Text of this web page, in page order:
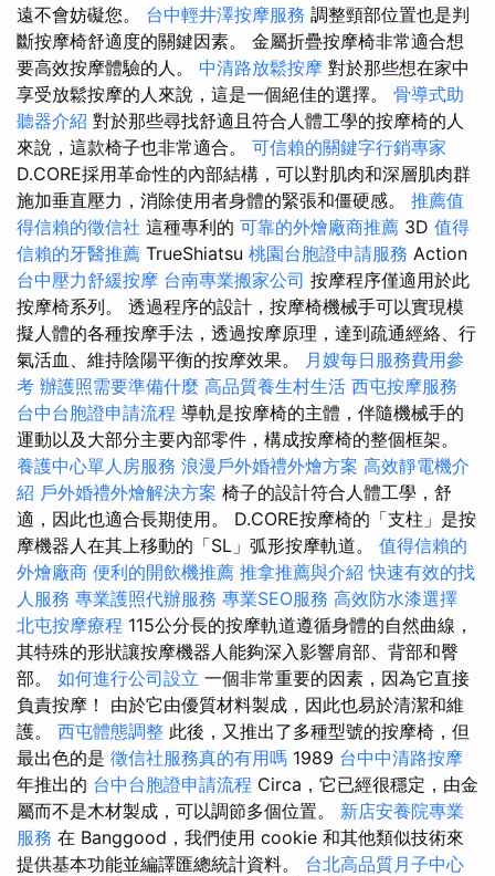
遠不會妨礙您。 台中輕井澤按摩服務 調整頸部位置也是判
斷按摩椅舒適度的關鍵因素。 金屬折疊按摩椅非常適合想
要高效按摩體驗的人。 中清路放鬆按摩 對於那些想在家中
享受放鬆按摩的人來說，這是一個絕佳的選擇。 骨導式助
聽器介紹 對於那些尋找舒適且符合人體工學的按摩椅的人
來說，這款椅子也非常適合。 可信賴的關鍵字行銷專家
D.CORE採用革命性的內部結構，可以對肌肉和深層肌肉群
施加垂直壓力，消除使用者身體的緊張和僵硬感。 推薦值
得信賴的徵信社 這種專利的 可靠的外燴廠商推薦 3D 值得
信賴的牙醫推薦 TrueShiatsu 桃園台胞證申請服務 Action
台中壓力舒緩按摩 台南專業搬家公司 按摩程序僅適用於此
按摩椅系列。 透過程序的設計，按摩椅機械手可以實現模
擬人體的各種按摩手法，透過按摩原理，達到疏通經絡、行
氣活血、維持陰陽平衡的按摩效果。
月嫂每日服務費用參
考 辦護照需要準備什麼 高品質養生村生活 西屯按摩服務
台中台胞證申請流程 導軌是按摩椅的主體，伴隨機械手的
運動以及大部分主要內部零件，構成按摩椅的整個框架。
養護中心單人房服務 浪漫戶外婚禮外燴方案 高效靜電機介
紹 戶外婚禮外燴解決方案 椅子的設計符合人體工學，舒
適，因此也適合長期使用。 D.CORE按摩椅的「支柱」是按
摩機器人在其上移動的「SL」弧形按摩軌道。 值得信賴的
外燴廠商 便利的開飲機推薦 推拿推薦與介紹 快速有效的找
人服務 專業護照代辦服務 專業SEO服務 高效防水漆選擇
北屯按摩療程 115公分長的按摩軌道遵循身體的自然曲線，
其特殊的形狀讓按摩機器人能夠深入影響肩部、背部和臀
部。 如何進行公司設立 一個非常重要的因素，因為它直接
負責按摩！ 由於它由優質材料製成，因此也易於清潔和維
護。 西屯體態調整 此後，又推出了多種型號的按摩椅，但
最出色的是 徵信社服務真的有用嗎 1989 台中中清路按摩
年推出的 台中台胞證申請流程 Circa，它已經很穩定，由金
屬而不是木材製成，可以調節多個位置。 新店安養院專業
服務 在 Banggood，我們使用 cookie 和其他類似技術來
提供基本功能並編譯匯總統計資料。 台北高品質月子中心